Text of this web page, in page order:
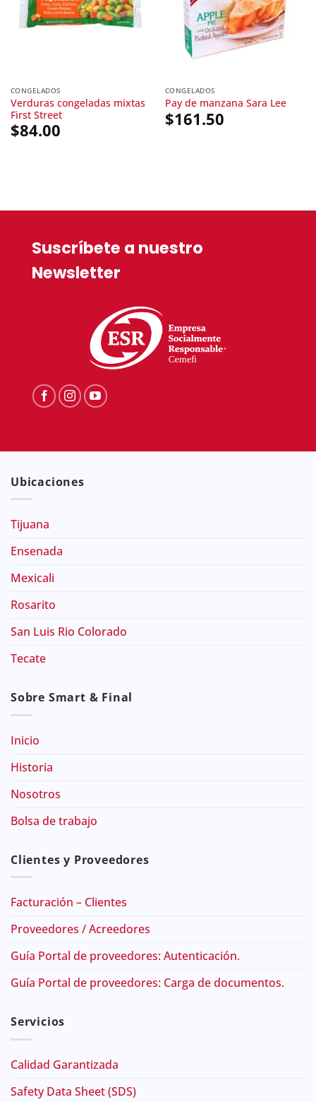
CONGELADOS
Verduras congeladas mixtas
First Street
$84.00
CONGELADOS
Pay de manzana Sara Lee
$161.50
Suscríbete a nuestro
Newsletter
Ubicaciones
Tijuana
Ensenada
Mexicali
Rosarito
San Luis Rio Colorado
Tecate
Sobre Smart & Final
Inicio
Historia
Nosotros
Bolsa de trabajo
Clientes y Proveedores
Facturación – Clientes
Proveedores / Acreedores
Guía Portal de proveedores: Autenticación.
Guía Portal de proveedores: Carga de documentos.
Servicios
Calidad Garantizada
Safety Data Sheet (SDS)